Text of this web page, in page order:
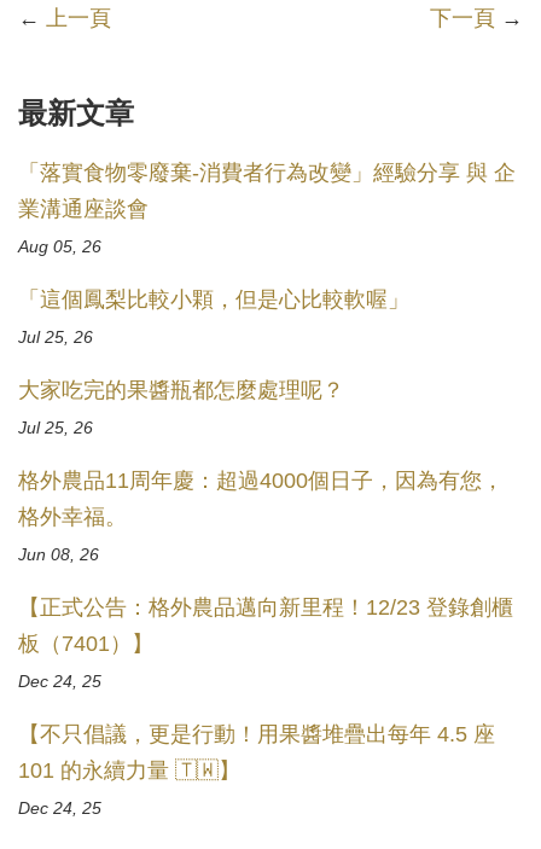
← 上一頁 下一頁 →
最新文章
「落實食物零廢棄-消費者行為改變」經驗分享 與 企
業溝通座談會
Aug 05, 26
「這個鳳梨比較小顆，但是心比較軟喔」
Jul 25, 26
大家吃完的果醬瓶都怎麼處理呢？
Jul 25, 26
格外農品11周年慶：超過4000個日子，因為有您，
格外幸福。
Jun 08, 26
【正式公告：格外農品邁向新里程！12/23 登錄創櫃
板（7401）】
Dec 24, 25
【不只倡議，更是行動！用果醬堆疊出每年 4.5 座
101 的永續力量 🇹🇼】
Dec 24, 25